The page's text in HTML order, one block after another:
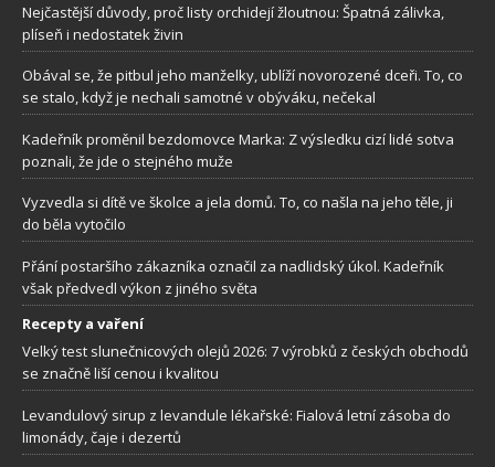
Nejčastější důvody, proč listy orchidejí žloutnou: Špatná zálivka,
plíseň i nedostatek živin
Obával se, že pitbul jeho manželky, ublíží novorozené dceři. To, co
se stalo, když je nechali samotné v obýváku, nečekal
Kadeřník proměnil bezdomovce Marka: Z výsledku cizí lidé sotva
poznali, že jde o stejného muže
Vyzvedla si dítě ve školce a jela domů. To, co našla na jeho těle, ji
do běla vytočilo
Přání postaršího zákazníka označil za nadlidský úkol. Kadeřník
však předvedl výkon z jiného světa
Recepty a vaření
Velký test slunečnicových olejů 2026: 7 výrobků z českých obchodů
se značně liší cenou i kvalitou
Levandulový sirup z levandule lékařské: Fialová letní zásoba do
limonády, čaje i dezertů